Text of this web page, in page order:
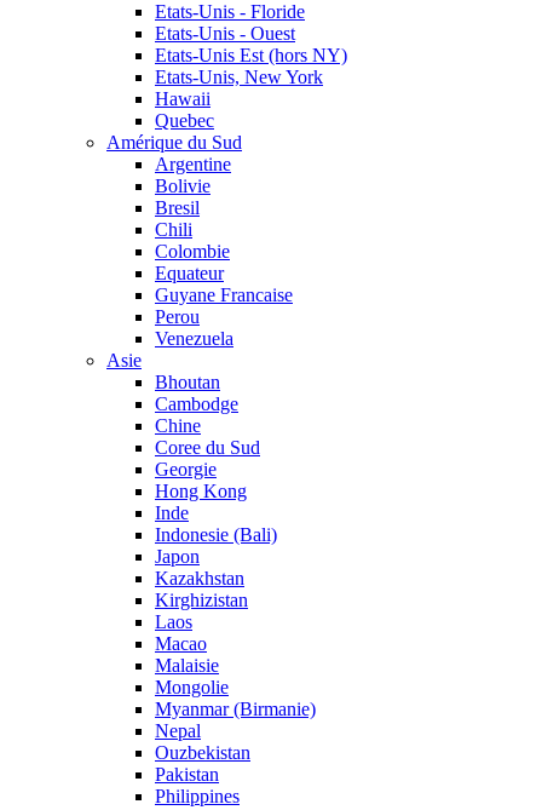
Etats-Unis - Floride
Etats-Unis - Ouest
Etats-Unis Est (hors NY)
Etats-Unis, New York
Hawaii
Quebec
Amérique du Sud
Argentine
Bolivie
Bresil
Chili
Colombie
Equateur
Guyane Francaise
Perou
Venezuela
Asie
Bhoutan
Cambodge
Chine
Coree du Sud
Georgie
Hong Kong
Inde
Indonesie (Bali)
Japon
Kazakhstan
Kirghizistan
Laos
Macao
Malaisie
Mongolie
Myanmar (Birmanie)
Nepal
Ouzbekistan
Pakistan
Philippines